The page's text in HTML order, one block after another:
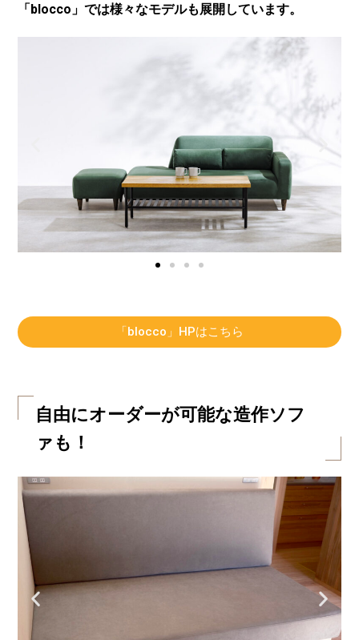
「blocco」では様々なモデルも展開しています。
「blocco」HPはこちら
自由にオーダーが可能な造作ソフ
ァも！